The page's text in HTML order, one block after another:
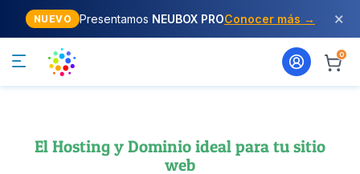
NUEVO Presentamos NEUBOX PROConocer más → ×
0
El Hosting y Dominio ideal para tu sitio
web